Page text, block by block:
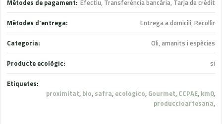
Mètodes de pagament: Efectiu, Transferència bancària, Tarja de crèdit
Mètodes d'entrega: Entrega a domicili, Recollir
Categoria: Oli, amanits i espècies
Producte ecològic: si
Etiquetes:
proximitat, bio, safra, ecologico, Gourmet, CCPAE, km0,
produccioartesana,